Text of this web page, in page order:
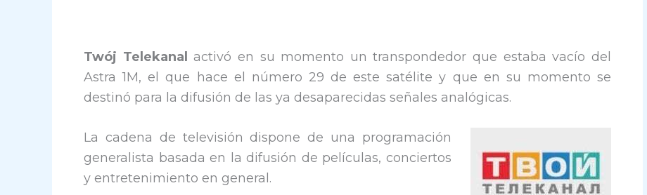
Twój Telekanal activó en su momento un transpondedor que estaba vacío del
Astra 1M, el que hace el número 29 de este satélite y que en su momento se
destinó para la difusión de las ya desaparecidas señales analógicas.
La cadena de televisión dispone de una programación
generalista basada en la difusión de películas, conciertos
y entretenimiento en general.